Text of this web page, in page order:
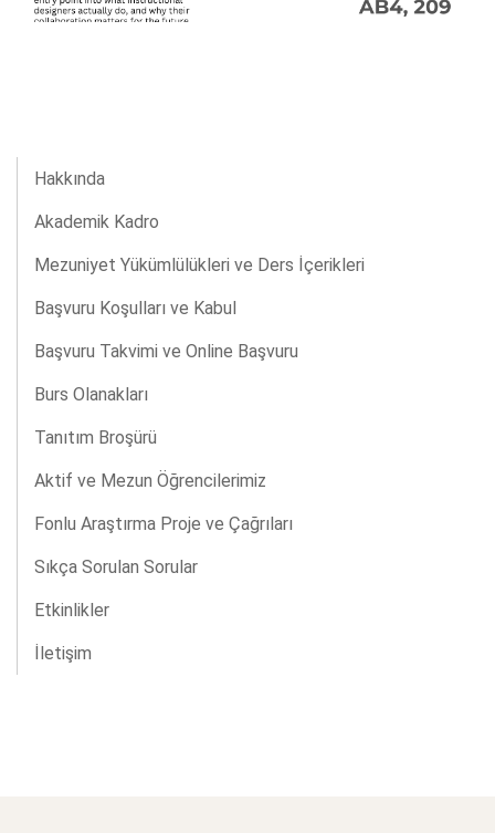
Hakkında
Akademik Kadro
Mezuniyet Yükümlülükleri ve Ders İçerikleri
Başvuru Koşulları ve Kabul
Başvuru Takvimi ve Online Başvuru
Burs Olanakları
Tanıtım Broşürü
Aktif ve Mezun Öğrencilerimiz
Fonlu Araştırma Proje ve Çağrıları
Sıkça Sorulan Sorular
Etkinlikler
İletişim